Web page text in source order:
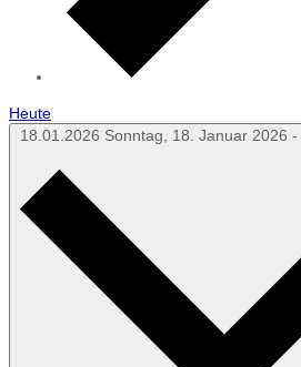
Heute
18.01.2026 Sonntag, 18. Januar 2026 -